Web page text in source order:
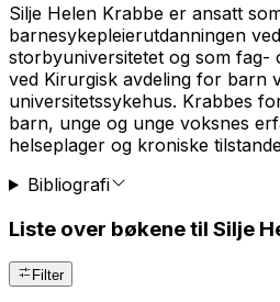
Silje Helen Krabbe er ansatt
barnesykepleierutdanningen
storbyuniversitetet og som fag-
ved Kirurgisk avdeling for barn
universitetssykehus. Krabbes
barn, unge og unge voksnes
helseplager og kroniske
Bibliografi
Liste over bøkene til Silje
Filter